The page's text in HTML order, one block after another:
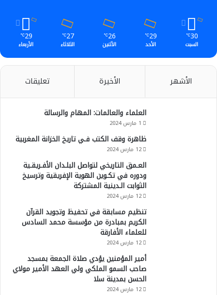
30
℃
السبت
29
℃
الأحد
26
℃
الأثنين
27
℃
الثلاثاء
29
℃
الأربعاء
الأشهر الأخيرة تعليقات
العلماء والعالمات: المهام والرسالة
1 مارس 2024
ظاهرة وقف الكتب فـي تاريخ الخزانة المغربية
12 مارس 2024
العـمق التاريخي لتواصل البلـدان الأفـريقـية
ودوره في تكـوين الهوية الإفريقية وترسيخ
الثوابت الـدينية المشتركة
12 مارس 2024
تنظيم مسابقة في تحفيظ وتجويد القرآن
الكريم بمبادرة من مؤسسة محمد السادس
للعلماء الأفارقة
12 مارس 2024
أمير المؤمنين يؤدي صلاة الجمعة بمسجد
صاحب السمو الملكي ولي العهد الأمير مولاي
الحسن بمدينة سلا
12 مارس 2024